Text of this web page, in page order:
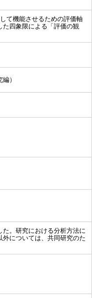
て機能させるための評価軸
四象限による「評価の観
）
。研究における分析方法に
については、共同研究のた